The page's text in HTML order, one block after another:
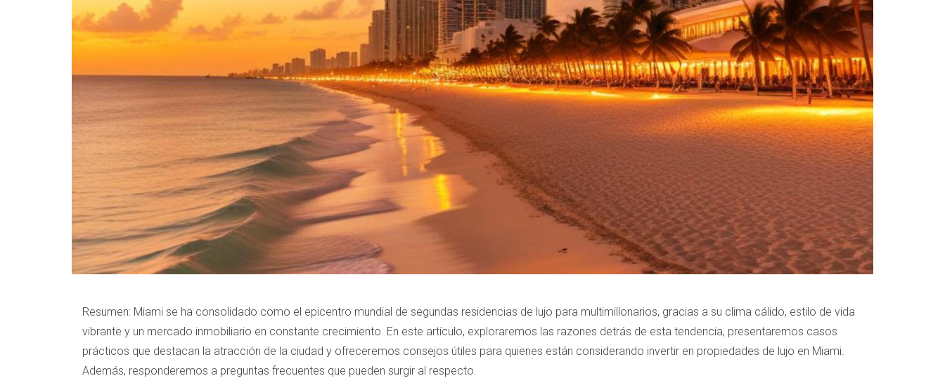
Resumen: Miami se ha consolidado como el epicentro mundial de segundas residencias de lujo para multimillonarios, gracias a su clima cálido, estilo de vida
vibrante y un mercado inmobiliario en constante crecimiento. En este artículo, exploraremos las razones detrás de esta tendencia, presentaremos casos
prácticos que destacan la atracción de la ciudad y ofreceremos consejos útiles para quienes están considerando invertir en propiedades de lujo en Miami.
Además, responderemos a preguntas frecuentes que pueden surgir al respecto.